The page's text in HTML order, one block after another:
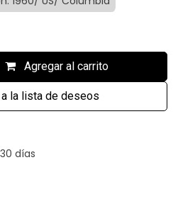
Agregar al carrito
la lista de deseos
días